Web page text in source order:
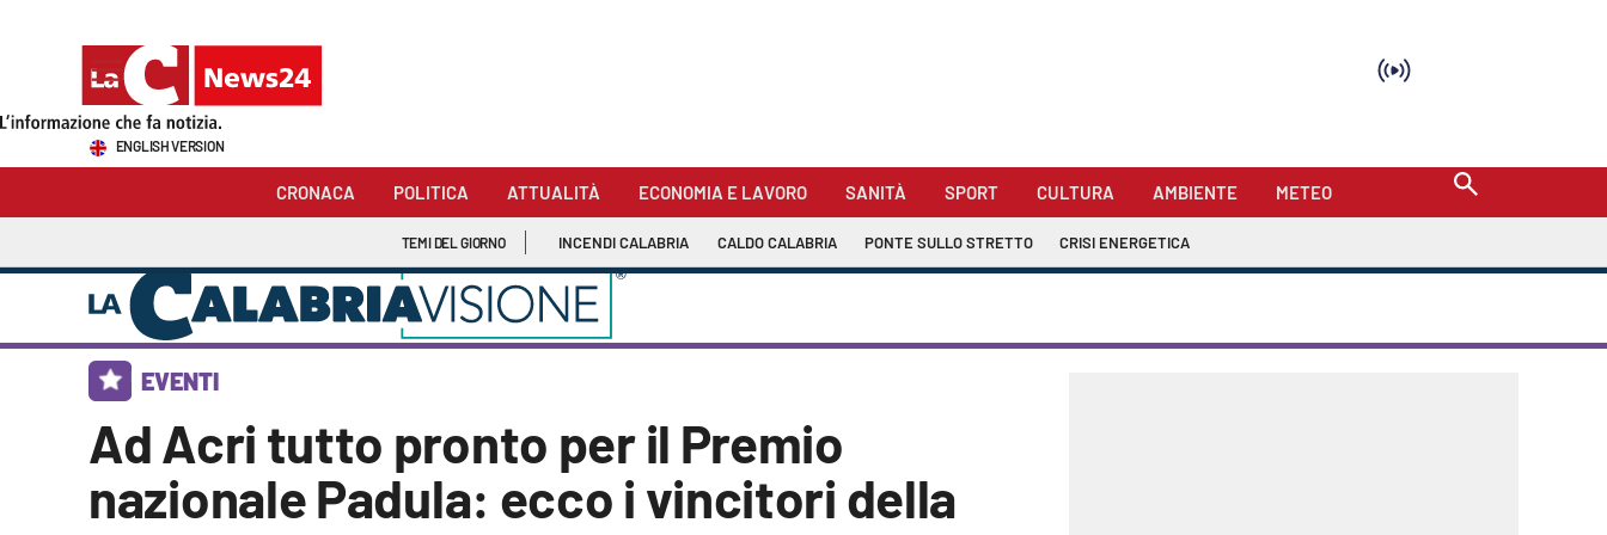
Sezioni
Attualità
ENGLISH VERSION
CRONACA POLITICA ATTUALITÀ ECONOMIA E LAVORO SANITÀ SPORT CULTURA AMBIENTE METEO
TEMI DEL GIORNO INCENDI CALABRIA CALDO CALABRIA PONTE SULLO STRETTO CRISI ENERGETICA
EVENTI
Ad Acri tutto pronto per il Premio
nazionale Padula: ecco i vincitori della